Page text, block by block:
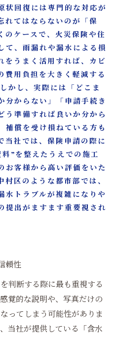
状回復には専門的な対応が
れてはならないのが「保
のケースで、火災保険や住
て、雨漏れや漏水による損
をうまく活用すれば、カビ
費用負担を大きく軽減する
かし、実際には「どこま
分からない」「申請手続き
う準備すれば良いか分から
補償を受け損ねている方も
当社では、保険申請の際に
”を整えたうえでの施工
お客様から高い評価をいた
区のような都市部では、
水トラブルが複雑になりや
提出がますます重要視され
頼性
判断する際に最も重視する
覚的な説明や、写真だけの
ってしまう可能性がありま
当社が提供している「含水